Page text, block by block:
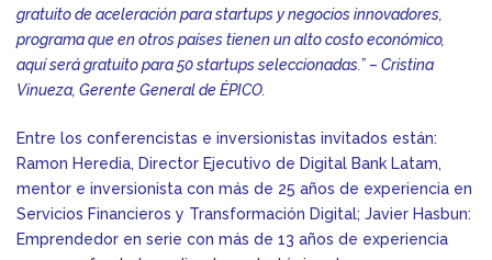
gratuito de aceleración para startups y negocios innovadores,
programa que en otros países tienen un alto costo económico,
aquí será gratuito para 50 startups seleccionadas.” – Cristina
Vinueza, Gerente General de ÉPICO.
Entre los conferencistas e inversionistas invitados están:
Ramon Heredia, Director Ejecutivo de Digital Bank Latam,
mentor e inversionista con más de 25 años de experiencia en
Servicios Financieros y Transformación Digital; Javier Hasbun:
Emprendedor en serie con más de 13 años de experiencia